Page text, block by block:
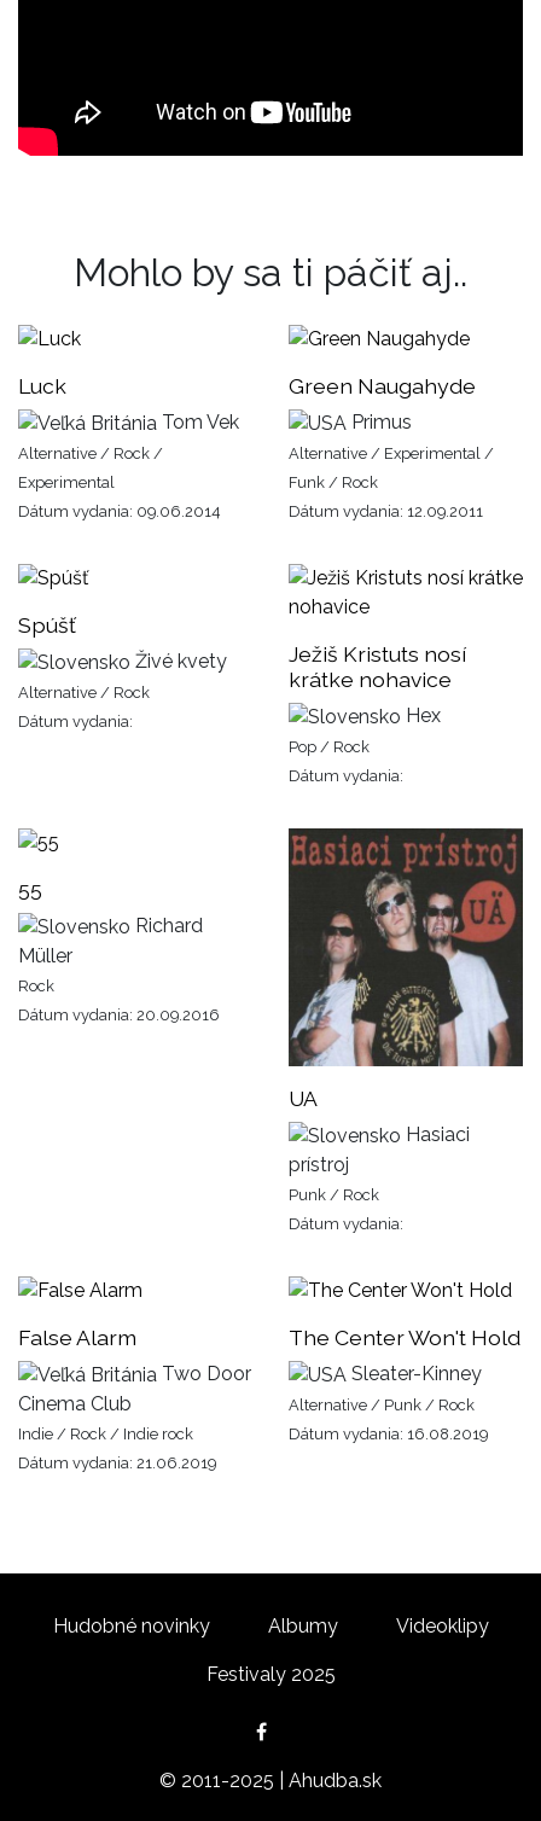
Mohlo by sa ti páčiť aj..
Luck
Tom Vek
Alternative / Rock /
Experimental
Dátum vydania: 09.06.2014
Green Naugahyde
Primus
Alternative / Experimental /
Funk / Rock
Dátum vydania: 12.09.2011
Spúšť
Živé kvety
Alternative / Rock
Dátum vydania:
Ježiš Kristuts nosí
krátke nohavice
Hex
Pop / Rock
Dátum vydania:
55
Richard
Müller
Rock
Dátum vydania: 20.09.2016
UA
Hasiaci
prístroj
Punk / Rock
Dátum vydania:
False Alarm
Two Door
Cinema Club
Indie / Rock / Indie rock
Dátum vydania: 21.06.2019
The Center Won't Hold
Sleater-Kinney
Alternative / Punk / Rock
Dátum vydania: 16.08.2019
Hudobné novinky Albumy Videoklipy
Festivaly 2025
© 2011-2025 | Ahudba.sk